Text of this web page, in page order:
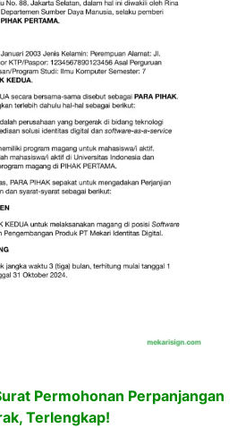
Permohonan Perpanjangan
Terlengkap!